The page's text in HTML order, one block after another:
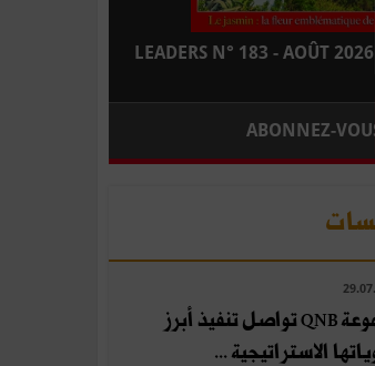
LEADERS N° 183 - AOÛT 2026
ABONNEZ-VOUS
مجموعة QNB تواصل تنفيذ أبرز
الاستراتيجية ...